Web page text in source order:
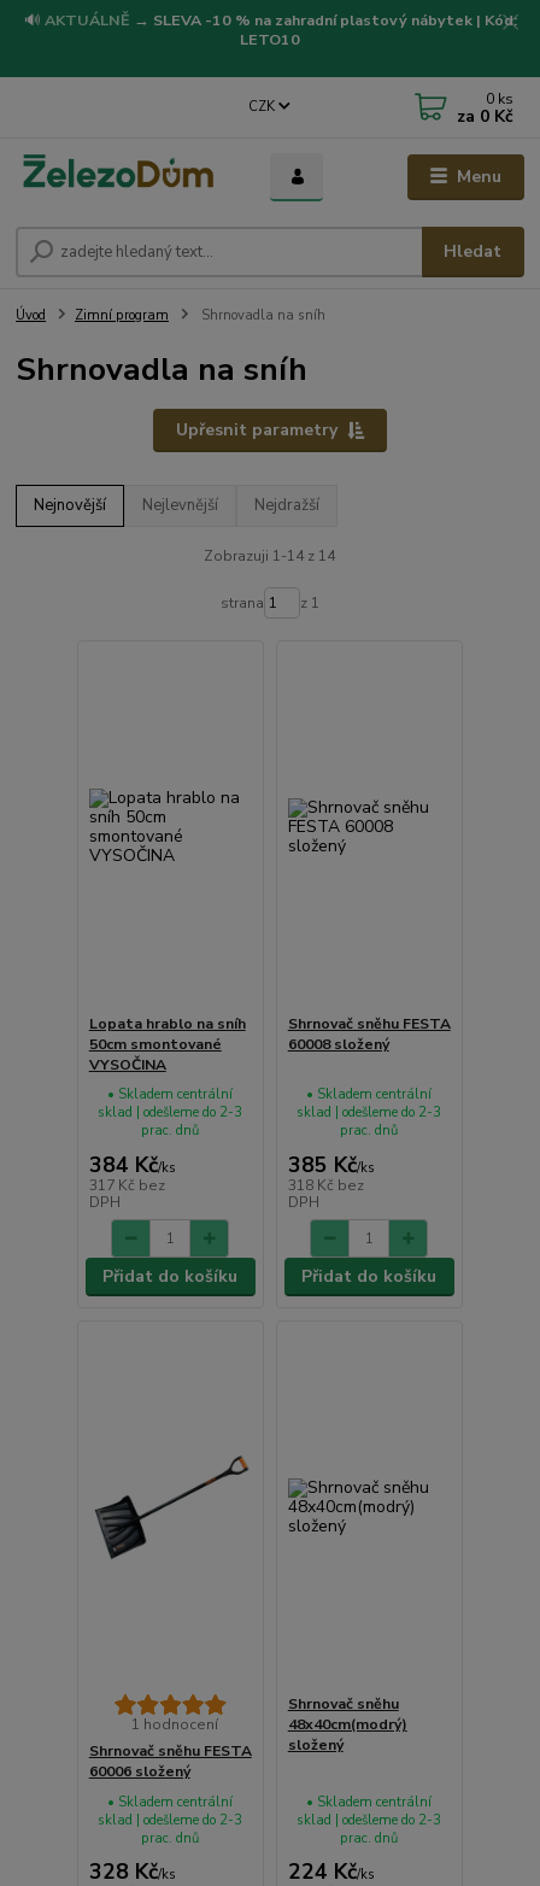
🔊 AKTUÁLNĚ → SLEVA -10 % na zahradní plastový nábytek | Kód:
LETO10
Menu
CZK
Hledat
0 ks
za 0 Kč
Úvod Zimní program Shrnovadla na sníh
Shrnovadla na sníh
Upřesnit parametry
Nejnovější Nejlevnější Nejdražší
Zobrazuji 1-14 z 14
strana z 1
Lopata hrablo na sníh
50cm smontované
VYSOČINA
384 Kč/ks
317 Kč bez
DPH
• Skladem centrální
sklad | odešleme do 2-3
prac. dnů
Přidat do košíku
Shrnovač sněhu FESTA
60008 složený
385 Kč/ks
318 Kč bez
DPH
• Skladem centrální
sklad | odešleme do 2-3
prac. dnů
Přidat do košíku
1 hodnocení
Shrnovač sněhu FESTA
60006 složený
328 Kč/ks
• Skladem centrální
sklad | odešleme do 2-3
prac. dnů
Shrnovač sněhu
48x40cm(modrý)
složený
224 Kč/ks
• Skladem centrální
sklad | odešleme do 2-3
prac. dnů